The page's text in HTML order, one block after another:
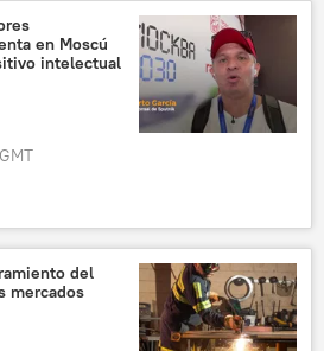
en Moscú
intelectual
del
mercados